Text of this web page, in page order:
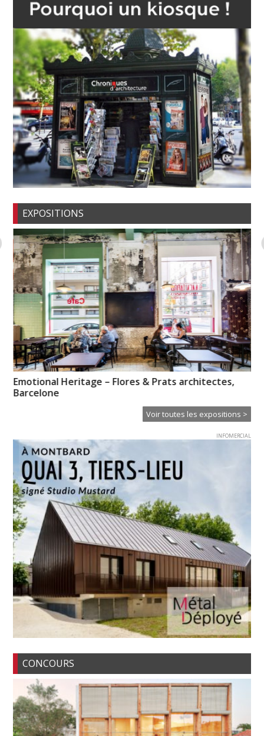
EXPOSITIONS
Emotional Heritage – Flores & Prats architectes,
Barcelone
Voir toutes les expositions >
INFOMERCIAL
CONCOURS